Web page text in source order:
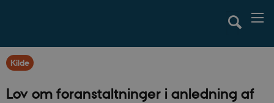
Kilde
Lov om foranstaltninger i anledning af